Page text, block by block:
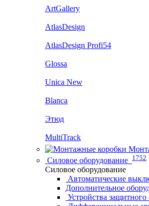
ArtGallery
AtlasDesign
AtlasDesign Profi54
Glossa
Unica New
Blanca
Этюд
MultiTrack
Силовое оборудование 1752
Силовое оборудование
Автоматические
Дополнительное
Устройства